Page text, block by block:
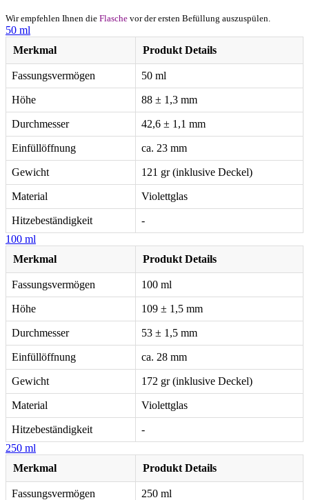
Wir empfehlen Ihnen die Flasche vor der ersten Befüllung auszuspülen.
50 ml
Merkmal
Produkt Details
Fassungsvermögen 50 ml
Höhe 88 ± 1,3 mm
Durchmesser 42,6 ± 1,1 mm
Einfüllöffnung ca. 23 mm
Gewicht 121 gr (inklusive Deckel)
Material Violettglas
Hitzebeständigkeit
-
100 ml
Merkmal
Produkt Details
Fassungsvermögen 100 ml
Höhe 109 ± 1,5 mm
Durchmesser 53 ± 1,5 mm
Einfüllöffnung ca. 28 mm
Gewicht 172 gr (inklusive Deckel)
Material Violettglas
Hitzebeständigkeit
-
250 ml
Merkmal
Produkt Details
Fassungsvermögen 250 ml